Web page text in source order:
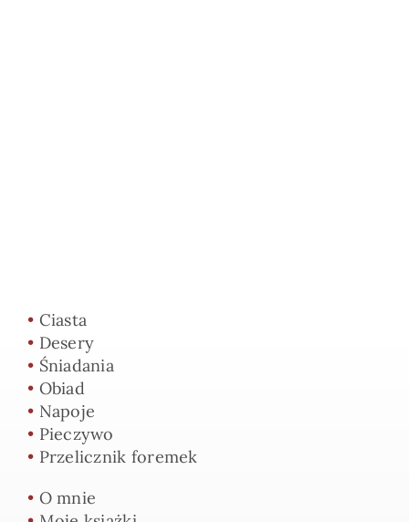
• Ciasta
• Desery
• Śniadania
• Obiad
• Napoje
• Pieczywo
• Przelicznik foremek
• O mnie